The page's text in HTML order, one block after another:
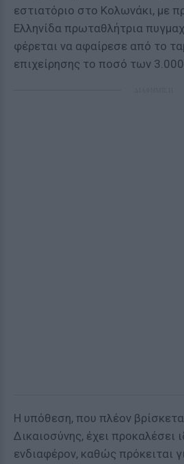
εστιατόριο στο Κολωνάκι, με
Ελληνίδα πρωταθλήτρια
φέρεται να αφαίρεσε από το
επιχείρησης το ποσό των
Η υπόθεση, που πλέον
Δικαιοσύνης, έχει προκαλέσει
ενδιαφέρον, καθώς πρόκειται